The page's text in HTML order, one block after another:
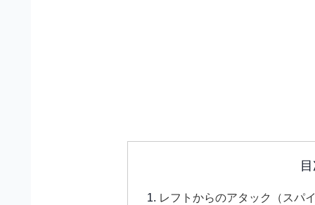
レフトからのアタック（スパ